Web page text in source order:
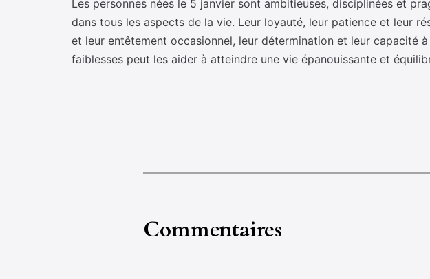
Les personnes nées le 5 janvier sont ambitieuses, disciplinées et
dans tous les aspects de la vie. Leur loyauté, leur patience et leur
et leur entêtement occasionnel, leur détermination et leur
faiblesses peut les aider à atteindre une vie épanouissante et
Commentaires